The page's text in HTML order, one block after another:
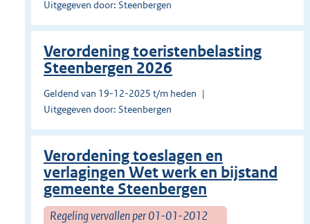
Uitgegeven door: Steenbergen
Verordening toeristenbelasting
Steenbergen 2026
Geldend van 19-12-2025 t/m heden
Uitgegeven door: Steenbergen
Verordening toeslagen en
verlagingen Wet werk en bijstand
gemeente Steenbergen
Regeling vervallen per 01-01-2012